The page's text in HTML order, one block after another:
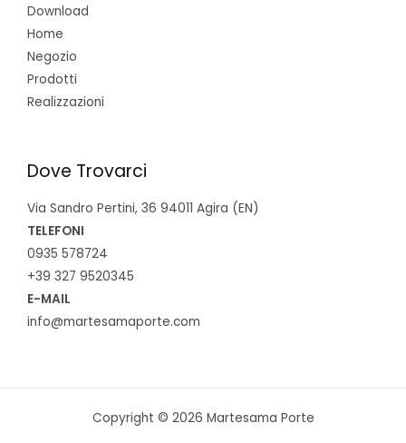
Download
Home
Negozio
Prodotti
Realizzazioni
Dove Trovarci
Via Sandro Pertini, 36 94011 Agira (EN)
TELEFONI
0935 578724
+39 327 9520345
E-MAIL
info@martesamaporte.com
Copyright © 2026 Martesama Porte